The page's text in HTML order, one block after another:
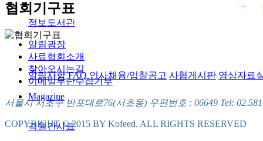
정보도서관
알림광장
알림사항 FAQ 인사채용/입찰공고 사협게시판 영상자료
Magazine
격월간사료
협회기구표
사료협회소개
찾아오시는길
이메일무단수집거부
서울시 서초구 반포대로76(서초동) 우편번호 : 06649 Tel:
COPYRIGHT © 2015 BY Kofeed. ALL RIGHTS RESERVED